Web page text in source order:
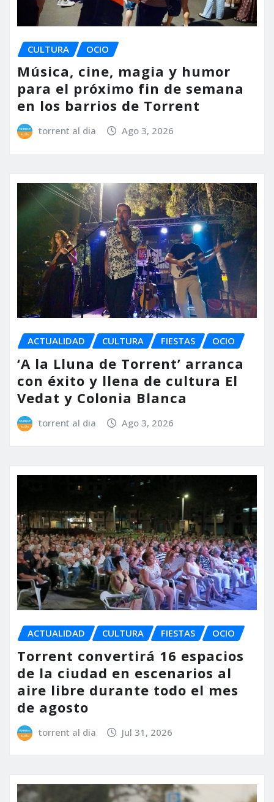
CULTURA OCIO
Música, cine, magia y humor
para el próximo fin de semana
en los barrios de Torrent
torrent al dia Ago 3, 2026
ACTUALIDAD CULTURA FIESTAS OCIO
‘A la Lluna de Torrent’ arranca
con éxito y llena de cultura El
Vedat y Colonia Blanca
torrent al dia Ago 3, 2026
ACTUALIDAD CULTURA FIESTAS OCIO
Torrent convertirá 16 espacios
de la ciudad en escenarios al
aire libre durante todo el mes
de agosto
torrent al dia Jul 31, 2026